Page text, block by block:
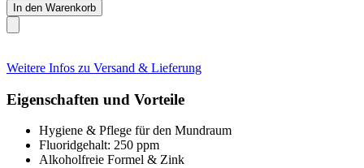
In den Warenkorb
Weitere Infos zu Versand & Lieferung
Eigenschaften und Vorteile
Hygiene & Pflege für den Mundraum
Fluoridgehalt: 250 ppm
Alkoholfreie Formel & Zink